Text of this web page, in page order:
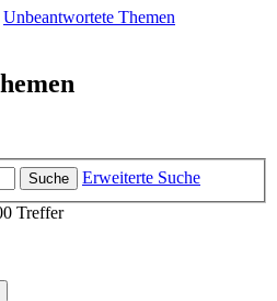
Unbeantwortete Themen
Suche
Erweiterte Suche
Treffer